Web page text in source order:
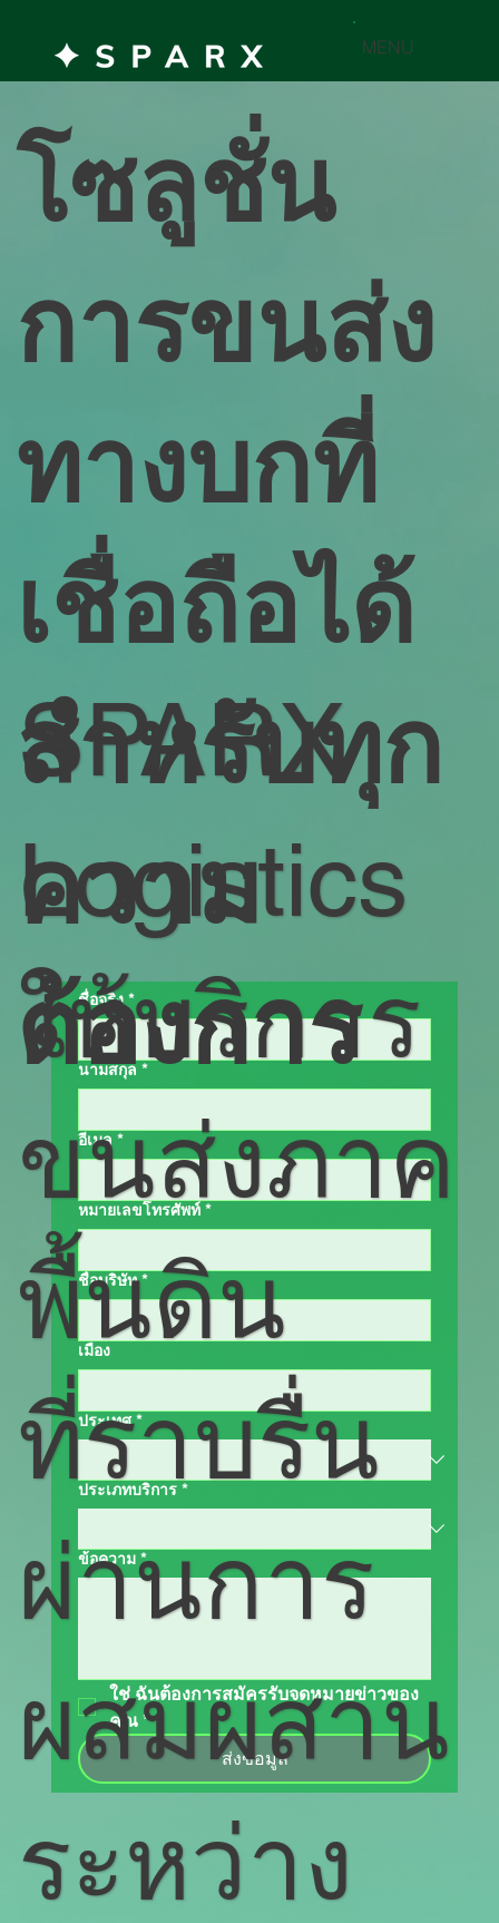
MENU
ชื่อจริง *
นามสกุล *
อีเมล *
หมายเลขโทรศัพท์ *
ชื่อบริษัท *
เมือง
ประเทศ *
ประเภทบริการ *
ข้อความ *
ใช่ ฉันต้องการสมัครรับจดหมายข่าวของ
คุณ *
ส่งข้อมูล
SPARX
Logistics
ให้บริการ
ขนส่งภาค
พื้นดิน
ที่ราบรื่น
ผ่านการ
ผสมผสาน
ระหว่าง
โซลูชั่น
การขนส่ง
ทางบกที่
เชื่อถือได้
สําหรับทุก
ความ
ต้องการ